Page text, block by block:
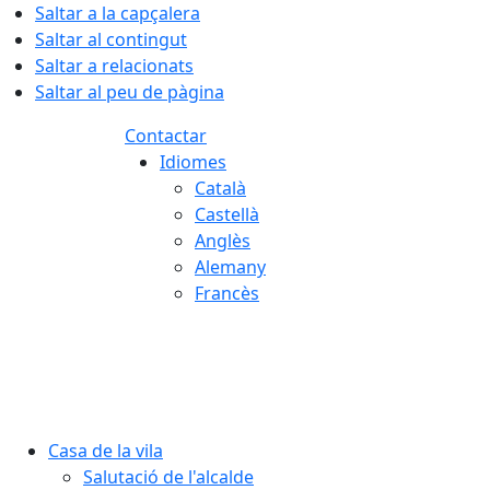
Saltar a la capçalera
Saltar al contingut
Saltar a relacionats
Saltar al peu de pàgina
Contactar
Idiomes
Català
Castellà
Anglès
Alemany
Francès
Casa de la vila
Salutació de l'alcalde